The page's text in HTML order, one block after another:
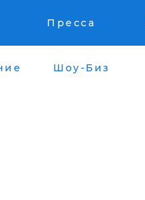
Пресса
Шоу-Биз